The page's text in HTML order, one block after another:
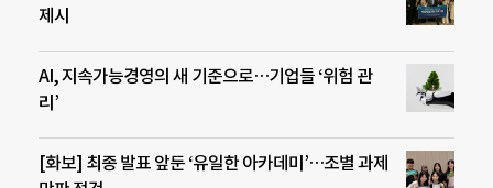
제시
AI, 지속가능경영의 새 기준으로…기업들 ‘위험 관
리’
[화보] 최종 발표 앞둔 ‘유일한 아카데미’…조별 과제